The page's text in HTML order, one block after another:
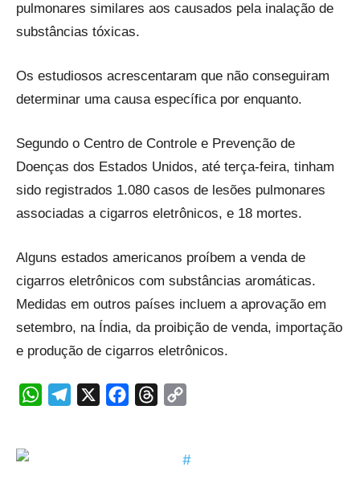
pulmonares similares aos causados pela inalação de
substâncias tóxicas.
Os estudiosos acrescentaram que não conseguiram
determinar uma causa específica por enquanto.
Segundo o Centro de Controle e Prevenção de
Doenças dos Estados Unidos, até terça-feira, tinham
sido registrados 1.080 casos de lesões pulmonares
associadas a cigarros eletrônicos, e 18 mortes.
Alguns estados americanos proíbem a venda de
cigarros eletrônicos com substâncias aromáticas.
Medidas em outros países incluem a aprovação em
setembro, na Índia, da proibição de venda, importação
e produção de cigarros eletrônicos.
WhatsAppTelegram FacebookThreads